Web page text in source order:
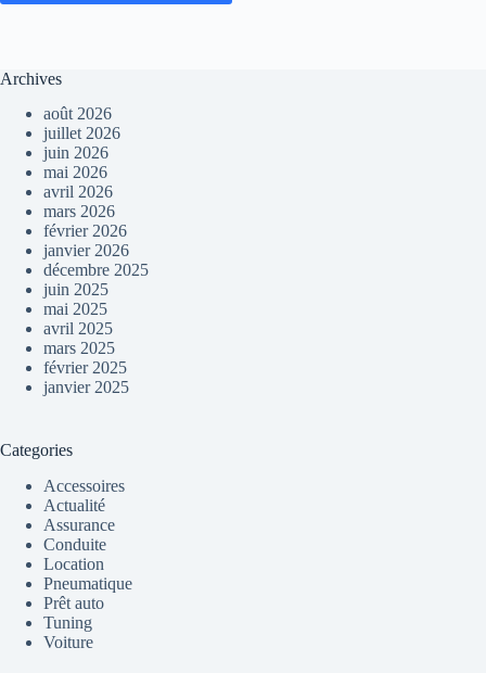
Archives
août 2026
juillet 2026
juin 2026
mai 2026
avril 2026
mars 2026
février 2026
janvier 2026
décembre 2025
juin 2025
mai 2025
avril 2025
mars 2025
février 2025
janvier 2025
Categories
Accessoires
Actualité
Assurance
Conduite
Location
Pneumatique
Prêt auto
Tuning
Voiture